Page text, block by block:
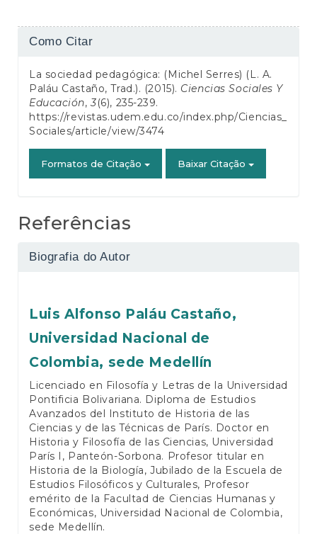
Detalhes
artigo
Como Citar
La sociedad pedagógica: (Michel Serres) (L. A.
Paláu Castaño, Trad.). (2015). Ciencias Sociales Y
Educación,3(6), 235-239.
https://revistas.udem.edu.co/index.php/Ciencias_
Sociales/article/view/3474
Formatos de Citação Baixar Citação
Referências
Biografia do Autor
Luis Alfonso Paláu Castaño,
Universidad Nacional de
Colombia, sede Medellín
Licenciado en Filosofía y Letras de la Universidad
Pontificia Bolivariana. Diploma de Estudios
Avanzados del Instituto de Historia de las
Ciencias y de las Técnicas de París. Doctor en
Historia y Filosofía de las Ciencias, Universidad
París I, Panteón-Sorbona. Profesor titular en
Historia de la Biología, Jubilado de la Escuela de
Estudios Filosóficos y Culturales, Profesor
emérito de la Facultad de Ciencias Humanas y
Económicas, Universidad Nacional de Colombia,
sede Medellín.